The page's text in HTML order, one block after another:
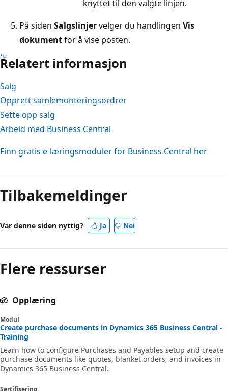
knyttet til den valgte linjen.
På siden Salgslinjervelger du handlingen Vis
dokumentfor å vise posten.
Relatert informasjon
Salg
Opprett samlemonteringsordrer
Sette opp salg
Arbeid med Business Central
Finn gratis e-læringsmoduler for Business Central her
Tilbakemeldinger
Var denne siden nyttig? Ja Nei
Flere ressurser
Opplæring
Modul
Create purchase documents in Dynamics 365 Business Central -
Training
Learn how to configure Purchases and Payables setup and create
purchase documents like quotes, blanket orders, and invoices in
Dynamics 365 Business Central.
Sertifisering